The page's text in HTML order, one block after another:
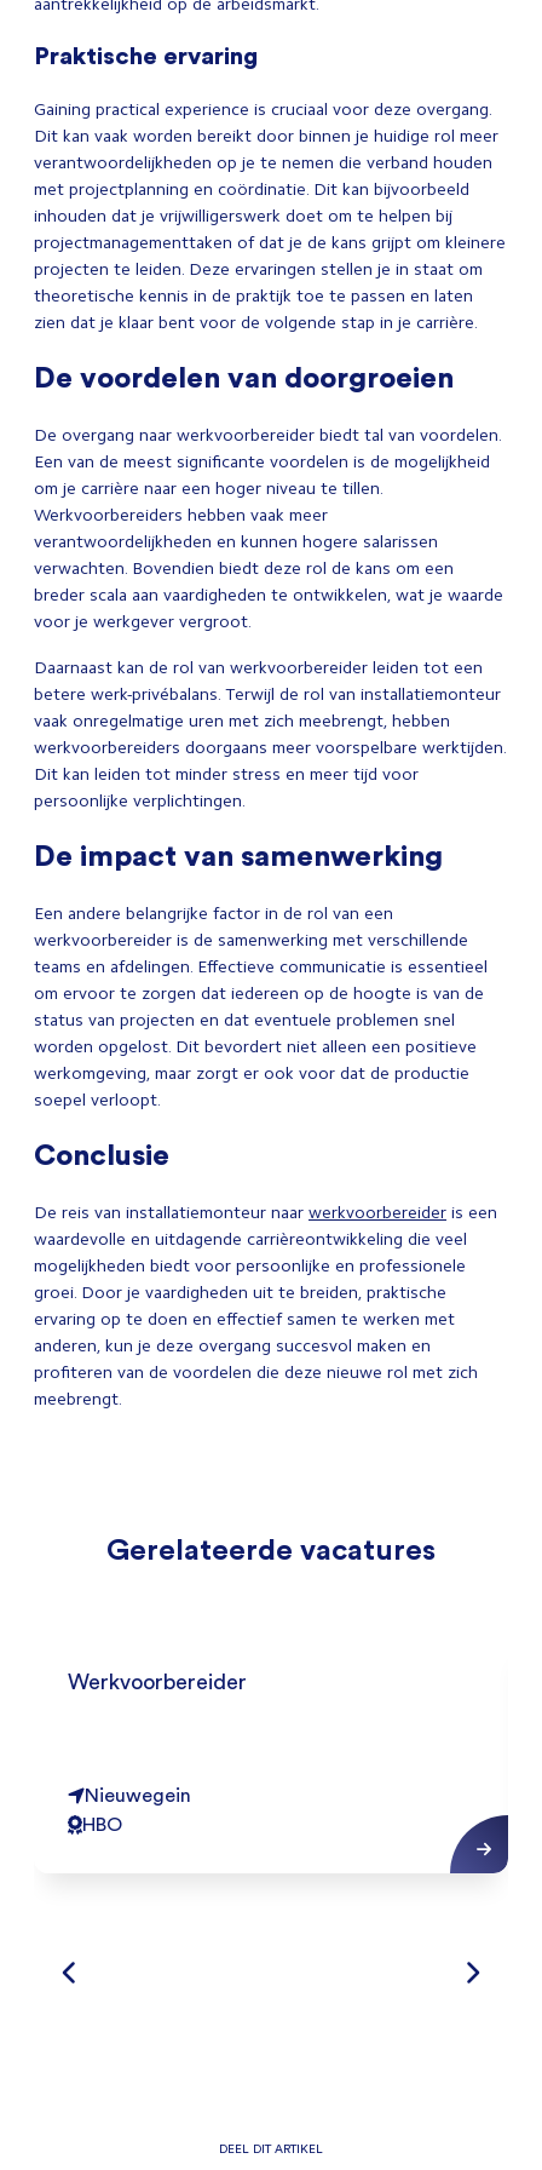
Praktische ervaring
Gaining practical experience is cruciaal voor deze overgang.
Dit kan vaak worden bereikt door binnen je huidige rol meer
verantwoordelijkheden op je te nemen die verband houden
met projectplanning en coördinatie. Dit kan bijvoorbeeld
inhouden dat je vrijwilligerswerk doet om te helpen bij
projectmanagementtaken of dat je de kans grijpt om kleinere
projecten te leiden. Deze ervaringen stellen je in staat om
theoretische kennis in de praktijk toe te passen en laten
zien dat je klaar bent voor de volgende stap in je carrière.
De voordelen van doorgroeien
De overgang naar werkvoorbereider biedt tal van voordelen.
Een van de meest significante voordelen is de mogelijkheid
om je carrière naar een hoger niveau te tillen.
Werkvoorbereiders hebben vaak meer
verantwoordelijkheden en kunnen hogere salarissen
verwachten. Bovendien biedt deze rol de kans om een
breder scala aan vaardigheden te ontwikkelen, wat je waarde
voor je werkgever vergroot.
Daarnaast kan de rol van werkvoorbereider leiden tot een
betere werk-privébalans. Terwijl de rol van installatiemonteur
vaak onregelmatige uren met zich meebrengt, hebben
werkvoorbereiders doorgaans meer voorspelbare werktijden.
Dit kan leiden tot minder stress en meer tijd voor
persoonlijke verplichtingen.
De impact van samenwerking
Een andere belangrijke factor in de rol van een
werkvoorbereider is de samenwerking met verschillende
teams en afdelingen. Effectieve communicatie is essentieel
om ervoor te zorgen dat iedereen op de hoogte is van de
status van projecten en dat eventuele problemen snel
worden opgelost. Dit bevordert niet alleen een positieve
werkomgeving, maar zorgt er ook voor dat de productie
soepel verloopt.
Conclusie
De reis van installatiemonteur naar werkvoorbereider is een
waardevolle en uitdagende carrièreontwikkeling die veel
mogelijkheden biedt voor persoonlijke en professionele
groei. Door je vaardigheden uit te breiden, praktische
ervaring op te doen en effectief samen te werken met
anderen, kun je deze overgang succesvol maken en
profiteren van de voordelen die deze nieuwe rol met zich
meebrengt.
Gerelateerde vacatures
Werkvoorbereider
Nieuwegein
HBO
DEEL DIT ARTIKEL